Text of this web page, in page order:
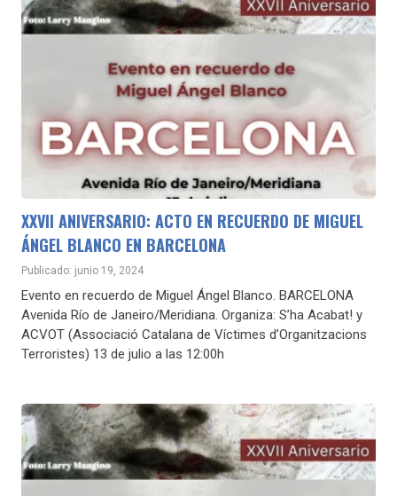
XXVII ANIVERSARIO: ACTO EN RECUERDO DE MIGUEL
ÁNGEL BLANCO EN BARCELONA
Publicado: junio 19, 2024
Evento en recuerdo de Miguel Ángel Blanco. BARCELONA
Avenida Río de Janeiro/Meridiana. Organiza: S’ha Acabat! y
ACVOT (Associació Catalana de Víctimes d’Organitzacions
Terroristes) 13 de julio a las 12:00h